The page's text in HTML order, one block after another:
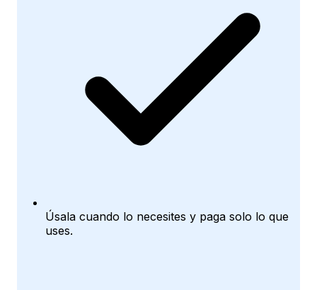
Úsala cuando lo necesites y paga solo lo que
uses.